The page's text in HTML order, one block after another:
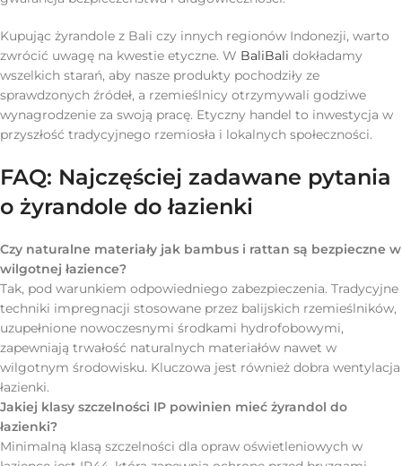
Kupując żyrandole z Bali czy innych regionów Indonezji, warto
zwrócić uwagę na kwestie etyczne. W BaliBali dokładamy
wszelkich starań, aby nasze produkty pochodziły ze
sprawdzonych źródeł, a rzemieślnicy otrzymywali godziwe
wynagrodzenie za swoją pracę. Etyczny handel to inwestycja w
przyszłość tradycyjnego rzemiosła i lokalnych społeczności.
FAQ: Najczęściej zadawane pytania
o żyrandole do łazienki
Czy naturalne materiały jak bambus i rattan są bezpieczne w
wilgotnej łazience?
Tak, pod warunkiem odpowiedniego zabezpieczenia. Tradycyjne
techniki impregnacji stosowane przez balijskich rzemieślników,
uzupełnione nowoczesnymi środkami hydrofobowymi,
zapewniają trwałość naturalnych materiałów nawet w
wilgotnym środowisku. Kluczowa jest również dobra wentylacja
łazienki.
Jakiej klasy szczelności IP powinien mieć żyrandol do
łazienki?
Minimalną klasą szczelności dla opraw oświetleniowych w